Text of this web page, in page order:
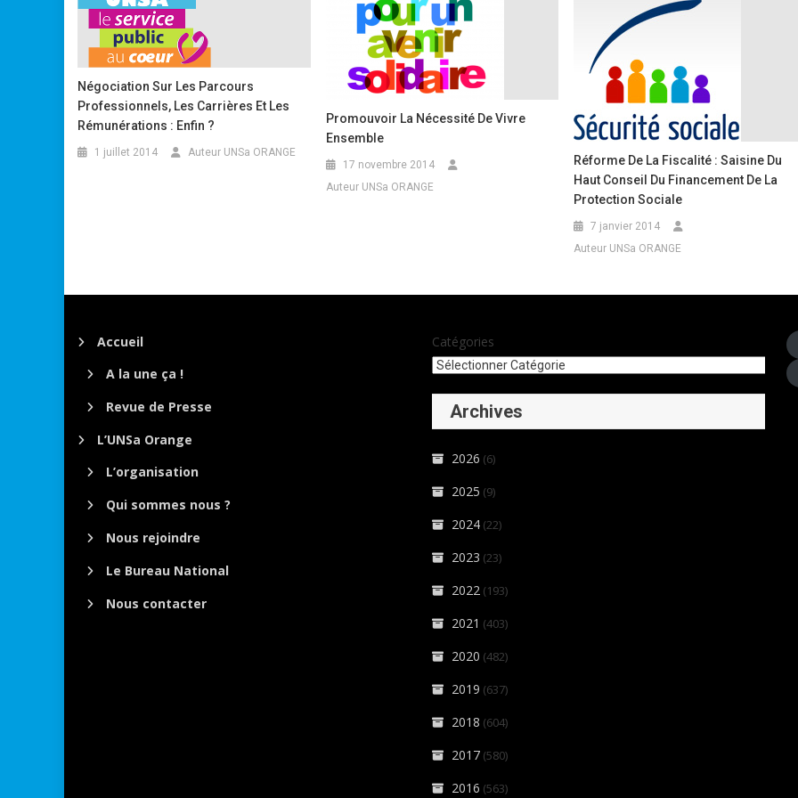
Négociation Sur Les Parcours
Professionnels, Les Carrières Et Les
Rémunérations : Enfin ?
1 juillet 2014 Auteur UNSa ORANGE
Promouvoir La Nécessité De Vivre
Ensemble
17 novembre 2014
Auteur UNSa ORANGE
Réforme De La Fiscalité : Saisine Du
Haut Conseil Du Financement De La
Protection Sociale
7 janvier 2014
Auteur UNSa ORANGE
Accueil
A la une ça !
Revue de Presse
L’UNSa Orange
L’organisation
Qui sommes nous ?
Nous rejoindre
Le Bureau National
Nous contacter
Catégories
Archives
2026 (6)
2025 (9)
2024 (22)
2023 (23)
2022 (193)
2021 (403)
2020 (482)
2019 (637)
2018 (604)
2017 (580)
2016 (563)